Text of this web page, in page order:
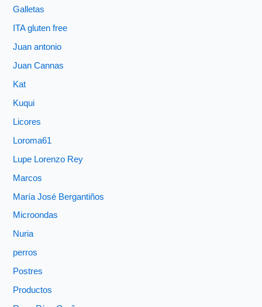
Galletas
ITA gluten free
Juan antonio
Juan Cannas
Kat
Kuqui
Licores
Loroma61
Lupe Lorenzo Rey
Marcos
María José Bergantiños
Microondas
Nuria
perros
Postres
Productos